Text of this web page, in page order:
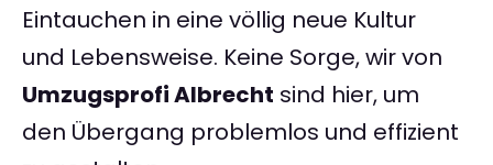
Eintauchen in eine völlig neue Kultur
und Lebensweise. Keine Sorge, wir von
Umzugsprofi Albrecht sind hier, um
den Übergang problemlos und effizient